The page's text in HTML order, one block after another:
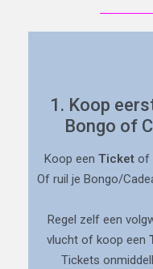
1. Koop
Bongo of
Koop een Ticketof
Of ruil je Bongo/
Regel zelf een
vlucht of koop een
Tickets